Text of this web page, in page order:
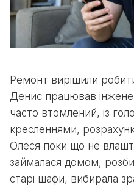
Ремонт вирішили
Денис працював
часто втомлений, із
кресленнями,
Олеся поки що не
займалася домом,
старі шафи, вибирала